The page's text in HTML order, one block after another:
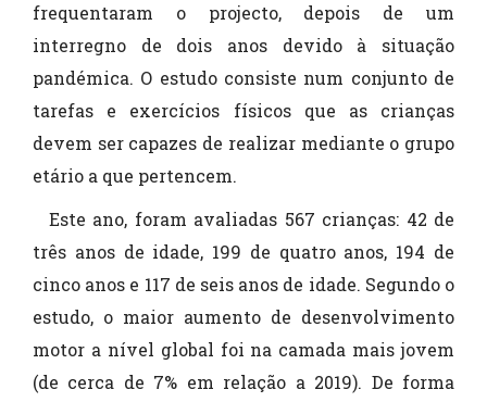
frequentaram o projecto, depois de um
interregno de dois anos devido à situação
pandémica. O estudo consiste num conjunto de
tarefas e exercícios físicos que as crianças
devem ser capazes de realizar mediante o grupo
etário a que pertencem.
Este ano, foram avaliadas 567 crianças: 42 de
três anos de idade, 199 de quatro anos, 194 de
cinco anos e 117 de seis anos de idade. Segundo o
estudo, o maior aumento de desenvolvimento
motor a nível global foi na camada mais jovem
(de cerca de 7% em relação a 2019). De forma